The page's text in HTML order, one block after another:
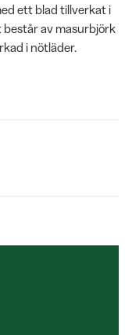
ett blad tillverkat i
består av masurbjörk
i nötläder.